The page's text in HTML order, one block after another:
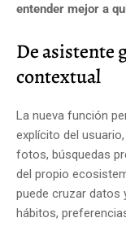
entender mejor a
De asistente
contextual
La nueva función
explícito del
fotos, búsquedas
del propio
puede cruzar datos
hábitos,